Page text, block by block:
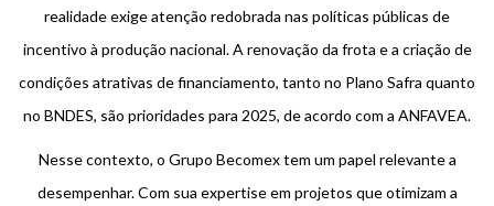
realidade exige atenção redobrada nas políticas públicas de
incentivo à produção nacional. A renovação da frota e a criação de
condições atrativas de financiamento, tanto no Plano Safra quanto
no BNDES, são prioridades para 2025, de acordo com a ANFAVEA.
Nesse contexto, o Grupo Becomex tem um papel relevante a
desempenhar. Com sua expertise em projetos que otimizam a